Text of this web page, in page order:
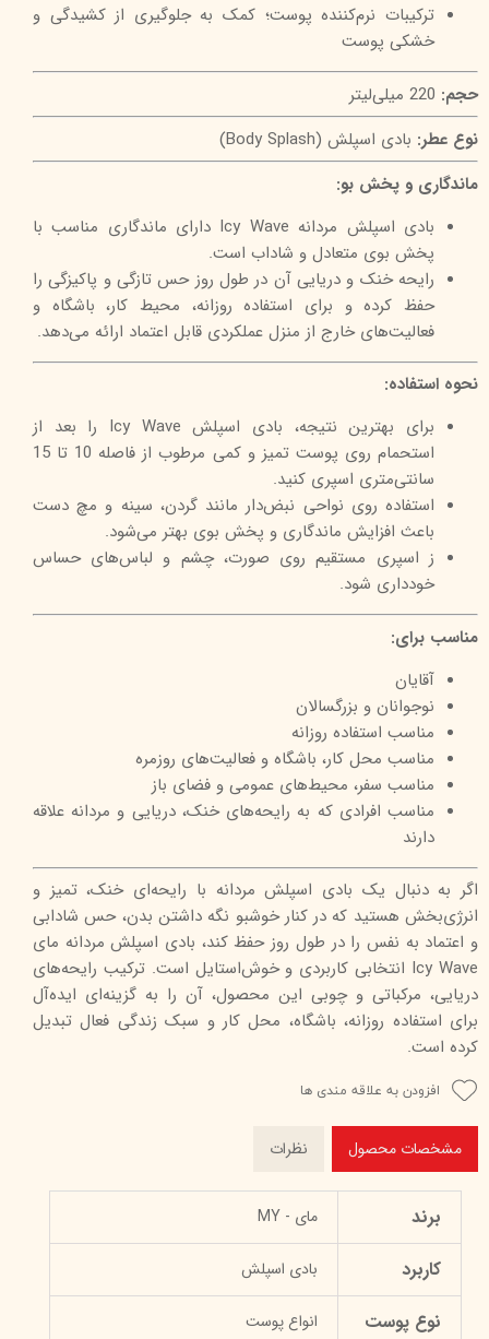
ترکیبات نرم‌کننده پوست؛ کمک به جلوگیری از کشیدگی و
خشکی پوست
حجم: 220 میلی‌لیتر
نوع عطر: بادی اسپلش (Body Splash)
ماندگاری و پخش بو:
بادی اسپلش مردانه Icy Wave دارای ماندگاری مناسب با
پخش بوی متعادل و شاداب است.
رایحه خنک و دریایی آن در طول روز حس تازگی و پاکیزگی را
حفظ کرده و برای استفاده روزانه، محیط کار، باشگاه و
فعالیت‌های خارج از منزل عملکردی قابل اعتماد ارائه می‌دهد.
نحوه استفاده:
برای بهترین نتیجه، بادی اسپلش Icy Wave را بعد از
استحمام روی پوست تمیز و کمی مرطوب از فاصله 10 تا 15
سانتی‌متری اسپری کنید.
استفاده روی نواحی نبض‌دار مانند گردن، سینه و مچ دست
باعث افزایش ماندگاری و پخش بوی بهتر می‌شود.
ز اسپری مستقیم روی صورت، چشم و لباس‌های حساس
خودداری شود.
مناسب برای:
آقایان
نوجوانان و بزرگسالان
مناسب استفاده روزانه
مناسب محل کار، باشگاه و فعالیت‌های روزمره
مناسب سفر، محیط‌های عمومی و فضای باز
مناسب افرادی که به رایحه‌های خنک، دریایی و مردانه علاقه
دارند
اگر به دنبال یک بادی اسپلش مردانه با رایحه‌ای خنک، تمیز و
انرژی‌بخش هستید که در کنار خوشبو نگه داشتن بدن، حس شادابی
و اعتماد به نفس را در طول روز حفظ کند، بادی اسپلش مردانه مای
Icy Wave انتخابی کاربردی و خوش‌استایل است. ترکیب رایحه‌های
دریایی، مرکباتی و چوبی این محصول، آن را به گزینه‌ای ایده‌آل
برای استفاده روزانه، باشگاه، محل کار و سبک زندگی فعال تبدیل
کرده است.
افزودن به علاقه مندی ها
مشخصات محصول نظرات
برند مای - MY
کاربرد بادی اسپلش
نوع پوست انواع پوست